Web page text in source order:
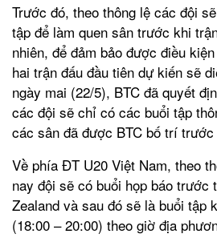
Trước đó, theo thông lệ các đội
tập để làm quen sân trước khi
nhiên, để đảm bảo được điều
hai trận đấu đầu tiên dự kiến sẽ
ngày mai (22/5), BTC đã quyết
các đội sẽ chỉ có các buổi tập
các sân đã được BTC bố trí trước
Về phía ĐT U20 Việt Nam, theo
nay đội sẽ có buổi họp báo trước
Zealand và sau đó sẽ là buổi tập
(18:00 – 20:00) theo giờ địa